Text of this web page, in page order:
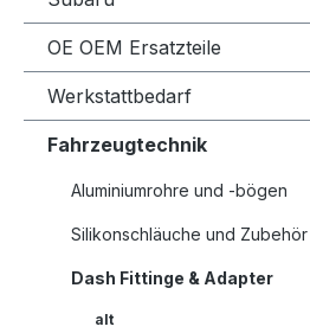
OE OEM Ersatzteile
Werkstattbedarf
Fahrzeugtechnik
Aluminiumrohre und -bögen
Silikonschläuche und Zubehör
Dash Fittinge & Adapter
alt